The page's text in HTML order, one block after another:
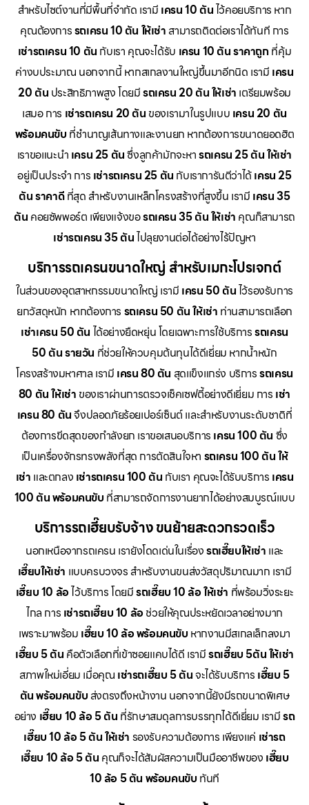
สำหรับไซต์งานที่มีพื้นที่จำกัด เรามี เครน 10 ตันไว้คอยบริการ หาก
คุณต้องการรถเครน 10 ตัน ให้เช่า สามารถติดต่อเราได้ทันที การ
เช่ารถเครน 10 ตัน กับเรา คุณจะได้รับ เครน 10 ตัน ราคาถูกที่คุ้ม
ค่างบประมาณ นอกจากนี้ หากสเกลงานใหญ่ขึ้นมาอีกนิด เรามี เครน
20 ตัน ประสิทธิภาพสูง โดยมีรถเครน 20 ตัน ให้เช่า เตรียมพร้อม
เสมอ การ เช่ารถเครน 20 ตัน ของเรามาในรูปแบบ เครน 20 ตัน
พร้อมคนขับ ที่ชำนาญเส้นทางและงานยก หากต้องการขนาดยอดฮิต
เราขอแนะนำ เครน 25 ตันซึ่งลูกค้ามักจะหารถเครน 25 ตัน ให้เช่า
อยู่เป็นประจำ การ เช่ารถเครน 25 ตัน กับเราการันตีว่าได้เครน 25
ตัน ราคาดีที่สุด สำหรับงานเหล็กโครงสร้างที่สูงขึ้น เรามี เครน 35
ตัน คอยซัพพอร์ต เพียงแจ้งขอรถเครน 35 ตัน ให้เช่า คุณก็สามารถ
เช่ารถเครน 35 ตันไปลุยงานต่อได้อย่างไร้ปัญหา
บริการรถเครนขนาดใหญ่ สำหรับเมกะโปรเจกต์
ในส่วนของอุตสาหกรรมขนาดใหญ่ เรามี เครน 50 ตันไว้รองรับการ
ยกวัสดุหนัก หากต้องการ รถเครน 50 ตัน ให้เช่า ท่านสามารถเลือก
เช่าเครน 50 ตัน ได้อย่างยืดหยุ่น โดยเฉพาะการใช้บริการรถเครน
50 ตัน รายวัน ที่ช่วยให้ควบคุมต้นทุนได้ดีเยี่ยม หากน้ำหนัก
โครงสร้างมหาศาล เรามี เครน 80 ตัน สุดแข็งแกร่ง บริการรถเครน
80 ตัน ให้เช่า ของเราผ่านการตรวจเช็คเซฟตี้อย่างดีเยี่ยม การ เช่า
เครน 80 ตันจึงปลอดภัยร้อยเปอร์เซ็นต์ และสำหรับงานระดับชาติที่
ต้องการขีดสุดของกำลังยก เราขอเสนอบริการ เครน 100 ตัน ซึ่ง
เป็นเครื่องจักรทรงพลังที่สุด การตัดสินใจหา รถเครน 100 ตัน ให้
เช่า และตกลง เช่ารถเครน 100 ตัน กับเรา คุณจะได้รับบริการ เครน
100 ตัน พร้อมคนขับ ที่สามารถจัดการงานยากได้อย่างสมบูรณ์แบบ
บริการรถเฮี๊ยบรับจ้าง ขนย้ายสะดวกรวดเร็ว
นอกเหนือจากรถเครน เรายังโดดเด่นในเรื่องรถเฮี๊ยบให้เช่า และ
เฮี๊ยบให้เช่า แบบครบวงจร สำหรับงานขนส่งวัสดุปริมาณมาก เรามี
เฮี๊ยบ 10 ล้อไว้บริการ โดยมีรถเฮี๊ยบ 10 ล้อ ให้เช่า ที่พร้อมวิ่งระยะ
ไกล การ เช่ารถเฮี๊ยบ 10 ล้อช่วยให้คุณประหยัดเวลาอย่างมาก
เพราะมาพร้อม เฮี๊ยบ 10 ล้อ พร้อมคนขับ หากงานมีสเกลเล็กลงมา
เฮี๊ยบ 5 ตัน คือตัวเลือกที่เข้าซอยแคบได้ดี เรามีรถเฮี๊ยบ 5ตัน ให้เช่า
สภาพใหม่เอี่ยม เมื่อคุณ เช่ารถเฮี๊ยบ 5 ตันจะได้รับบริการ เฮี๊ยบ 5
ตัน พร้อมคนขับ ส่งตรงถึงหน้างาน นอกจากนี้ยังมีรถขนาดพิเศษ
อย่าง เฮี๊ยบ 10 ล้อ 5 ตัน ที่รักษาสมดุลการบรรทุกได้ดีเยี่ยม เรามีรถ
เฮี๊ยบ 10 ล้อ 5 ตัน ให้เช่า รองรับความต้องการ เพียงแค่ เช่ารถ
เฮี๊ยบ 10 ล้อ 5 ตัน คุณก็จะได้สัมผัสความเป็นมืออาชีพของ เฮี๊ยบ
10 ล้อ 5 ตัน พร้อมคนขับ ทันที